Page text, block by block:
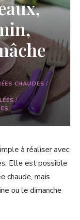
CHAUDES /
/
à réaliser avec
Elle est possible
chaude, mais
ou le dimanche